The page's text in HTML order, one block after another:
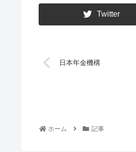
Twitter
日本年金機構
ホーム 記事